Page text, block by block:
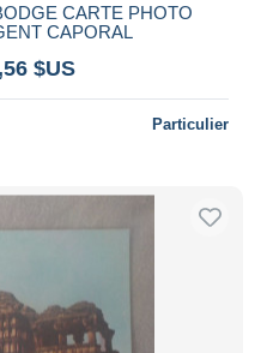
CARTE PHOTO
CAPORAL
$US
Particulier